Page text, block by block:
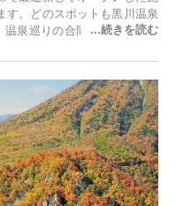
す。どのスポットも黒川温泉
泉巡りの合間に気軽に立ち
彩な魅力が満載です。黒川温
てください。